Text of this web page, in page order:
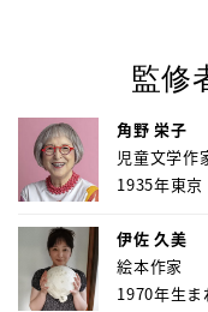
監修
角野 栄子
児童文学作
1935年東
伊佐 久美
絵本作家
1970年生